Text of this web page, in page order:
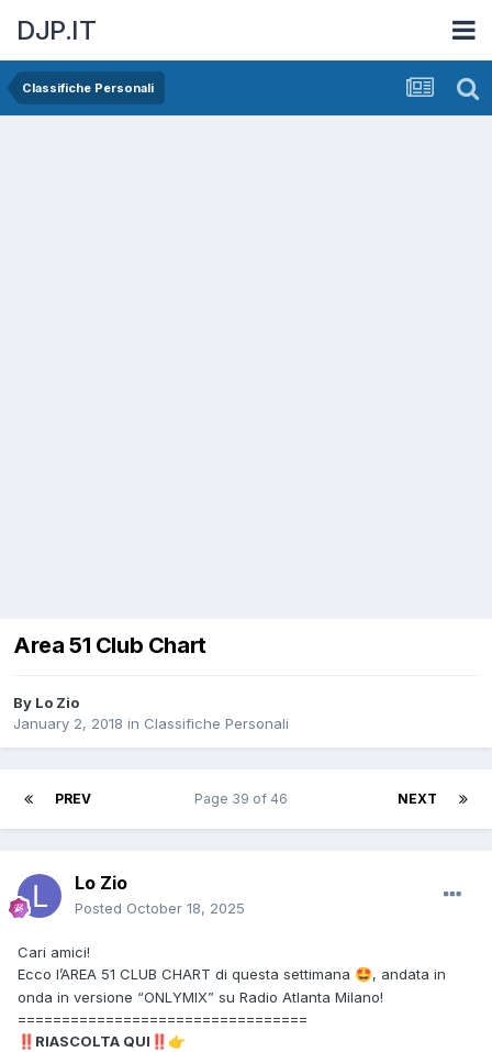
DJP.IT
Classifiche Personali
Area 51 Club Chart
By Lo Zio
January 2, 2018 in Classifiche Personali
PREV NEXT
Page 39 of 46
Lo Zio
Posted October 18, 2025
Cari amici!
Ecco l’AREA 51 CLUB CHART di questa settimana 🤩, andata in
onda in versione “ONLYMIX” su Radio Atlanta Milano!
=================================
‼️ RIASCOLTA QUI ‼️ 👉